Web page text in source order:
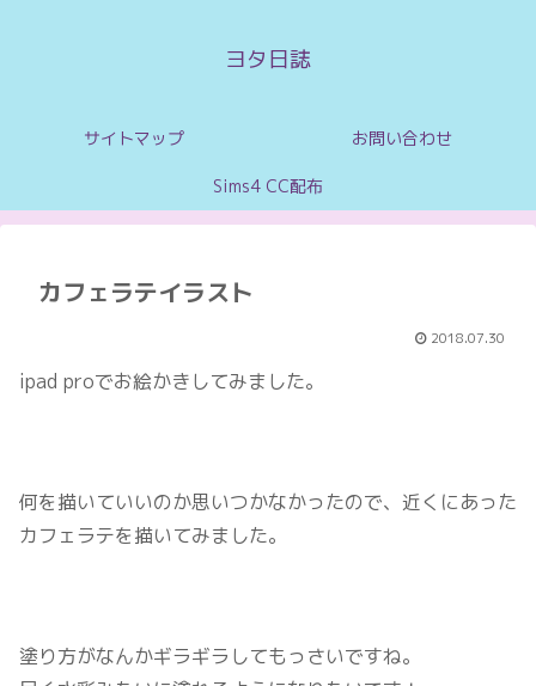
ヨタ日誌
サイトマップ お問い合わせ
Sims4 CC配布
カフェラテイラスト
2018.07.30
ipad proでお絵かきしてみました。
何を描いていいのか思いつかなかったので、近くにあった
カフェラテを描いてみました。
塗り方がなんかギラギラしてもっさいですね。